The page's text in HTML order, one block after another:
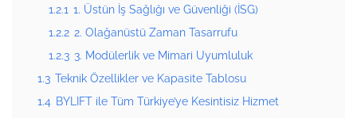
1.2.1 1. Üstün İş Sağlığı ve Güvenliği (İSG)
1.2.2 2. Olağanüstü Zaman Tasarrufu
1.2.3 3. Modülerlik ve Mimari Uyumluluk
1.3 Teknik Özellikler ve Kapasite Tablosu
1.4 BYLIFT ile Tüm Türkiye’ye Kesintisiz Hizmet